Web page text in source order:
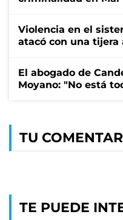
Violencia en el
atacó con una tijera
El abogado de
Moyano: "No está
TU
TE PUEDE